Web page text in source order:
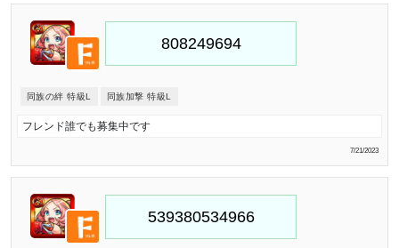
同族の絆 特級L 同族加撃 特級L
フレンド誰でも募集中です
7/21/2023